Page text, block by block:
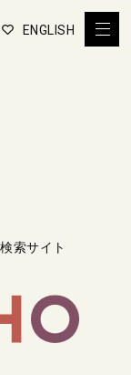
ENGLISH
索サイト